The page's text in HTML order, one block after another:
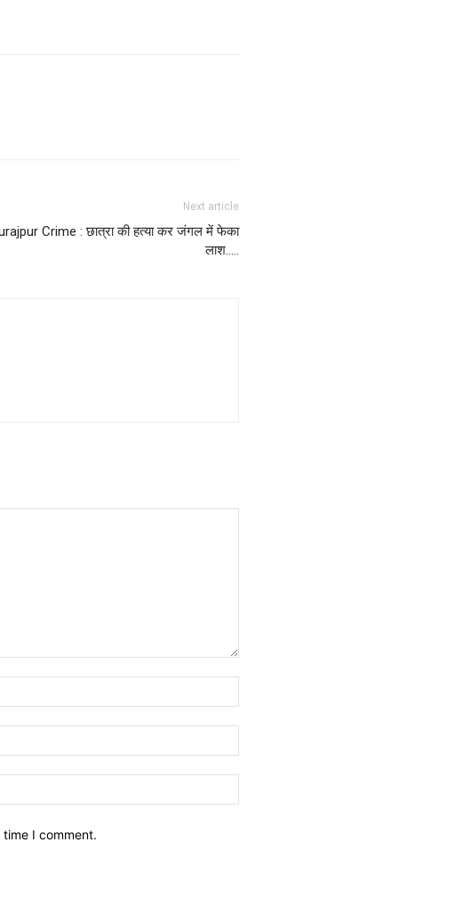
Next article
Crime : छात्रा की हत्या कर जंगल में फेका
लाश…..
I comment.